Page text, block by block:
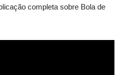
completa sobre Bola de